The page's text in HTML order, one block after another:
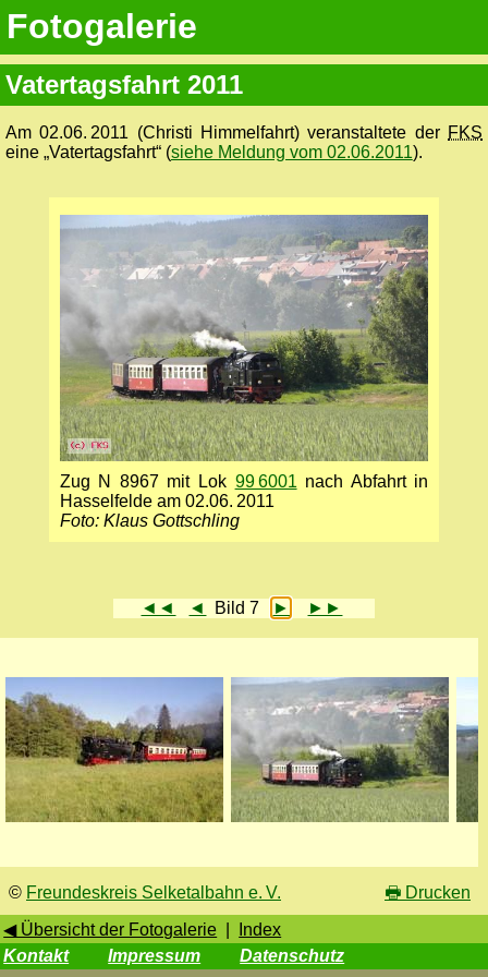
Fotogalerie
Vatertagsfahrt 2011
Am 02.06. 2011 (Christi Himmelfahrt) veranstaltete der FKS
eine „Vatertagsfahrt“ (siehe Meldung vom 02.06.2011).
Zug N 8967 mit Lok 99 6001 nach Abfahrt in
Hasselfelde am 02.06. 2011
Foto: Klaus Gottschling
◄◄ ◄ Bild 7 ► ►►
© Freundeskreis Selketalbahn e. V. 🖶 Drucken
◀ Übersicht der Fotogalerie
Index
Kontakt
Impressum Datenschutz